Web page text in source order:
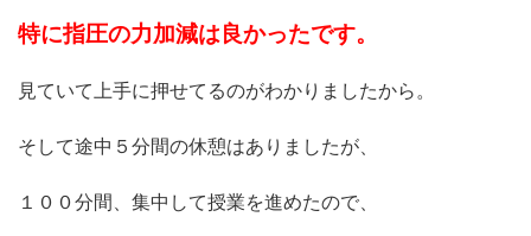
特に指圧の力加減は良かったです。
見ていて上手に押せてるのがわかりましたから。
そして途中５分間の休憩はありましたが、
１００分間、集中して授業を進めたので、